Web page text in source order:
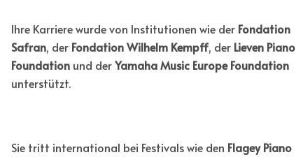
Ihre Karriere wurde von Institutionen wie der Fondation
Safran, der Fondation Wilhelm Kempff, der Lieven Piano
Foundation und derYamaha Music Europe Foundation
unterstützt.
Sie tritt international bei Festivals wie den Flagey Piano